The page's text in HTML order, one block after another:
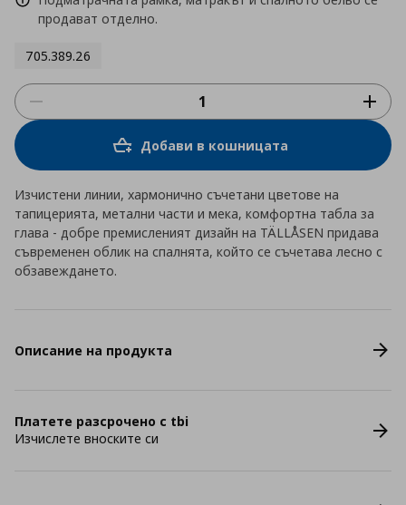
продават отделно.
705.389.26
Добави в кошницата
Изчистени линии, хармонично съчетани цветове на
тапицерията, метални части и мека, комфортна табла за
глава - добре премисленият дизайн на TÄLLÅSEN придава
съвременен облик на спалнята, който се съчетава лесно с
обзавеждането.
Описание на продукта
Платете разсрочено с tbi
Изчислете вноските си